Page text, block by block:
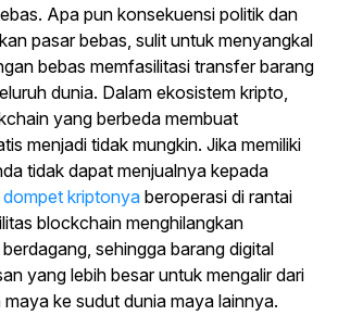
Apa pun konsekuensi politik dan
pasar bebas, sulit untuk menyangkal
bebas memfasilitasi transfer barang
dunia. Dalam ekosistem kripto,
yang berbeda membuat
menjadi tidak mungkin. Jika memiliki
tidak dapat menjualnya kepada
dompet kriptonya beroperasi di rantai
blockchain menghilangkan
sehingga barang digital
yang lebih besar untuk mengalir dari
ke sudut dunia maya lainnya.